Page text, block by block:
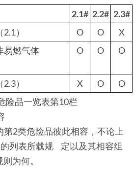
2.1# 2.2# 2.3#
）
O O
X
易燃气体
O O O
） X O
O
险品一览表第10栏
2类危险品彼此相容，不论上
的列表所载规 定以及其相容组
为何。